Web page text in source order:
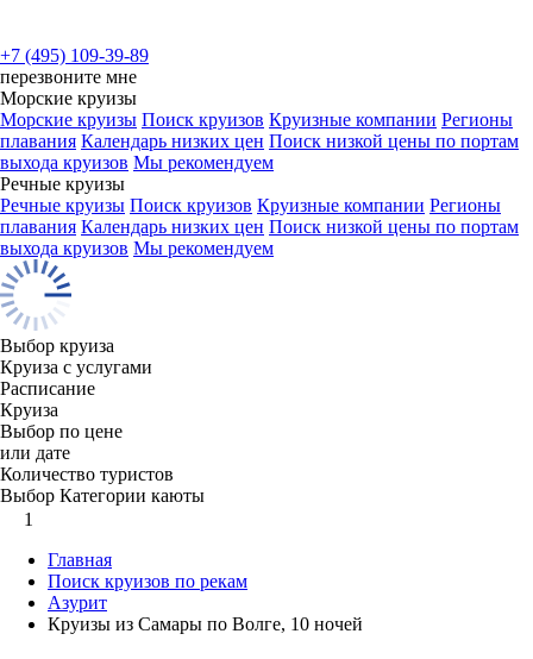
+7 (495) 109-39-89
перезвоните мне
Морские круизы
Морские круизы Поиск круизов Круизные компании Регионы
плавания Календарь низких цен Поиск низкой цены по портам
выхода круизов Мы рекомендуем
Речные круизы
Речные круизы Поиск круизов Круизные компании Регионы
плавания Календарь низких цен Поиск низкой цены по портам
выхода круизов Мы рекомендуем
Выбор круиза
Круиза с услугами
Расписание
Круиза
Выбор по цене
или дате
Количество туристов
Выбор Категории каюты
1
Главная
Поиск круизов по рекам
Азурит
Круизы из Самары по Волге, 10 ночей